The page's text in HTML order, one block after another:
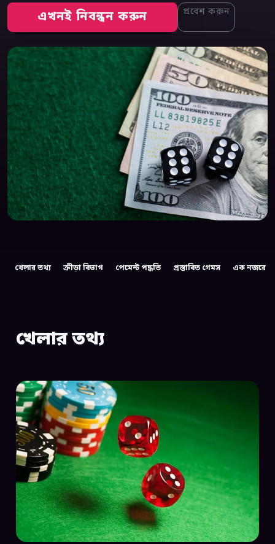
এখনই নিবন্ধন করুন প্রবেশ করুন
খেলার তথ্য ক্রীড়া বিভাগ পেমেন্ট পদ্ধতি প্রস্তাবিত গেমস এক নজরে
খেলার তথ্য